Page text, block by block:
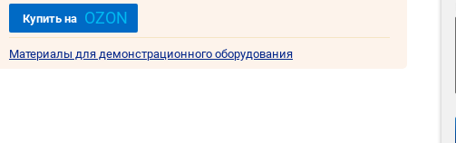
Купить на OZON
Материалы для демонстрационного оборудования